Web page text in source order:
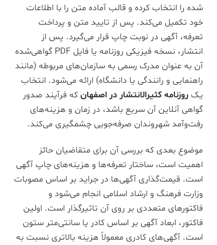
شده را انتخاب کرده و قالب آماده متن را با اطلاعات
خود تکمیل می‌کند. پس از تایید متن و پرداخت
تعرفه، آگهی در نوبت چاپ قرار می‌گیرد. پس از
انتشار، نسخه فیزیکی روزنامه یا فایل PDF گواهی‌شده
آن به عنوان مدرک رسمی به سازمان‌های مربوطه (مانند
راهنمایی و رانندگی یا دانشگاه) ارائه می‌شود. انتخاب
یک روزنامه کثیرالانتشار در اصفهانکه فرآیند صدور
گواهی آنلاین آن سریع باشد، در زمان و هزینه‌های
رفت‌وآمد شهروندان صرفه‌جویی چشمگیری می‌کند.
موضوع بعدی که بررسی آن برای متقاضیان حائز
اهمیت است، ساختار تعرفه‌ها و هزینه‌های چاپ آگهی
است. قیمت‌گذاری آگهی‌ها در جراید بر اساس مصوبات
وزارت فرهنگ و ارشاد اسلامی انجام می‌شود و
فاکتورهای متعددی بر روی آن تاثیرگذار است. اولین
فاکتور، ابعاد آگهی بر اساس کادر یا سانتی‌متر ستون
است. آگهی‌های کادری معمولاً هزینه بالاتری نسبت به